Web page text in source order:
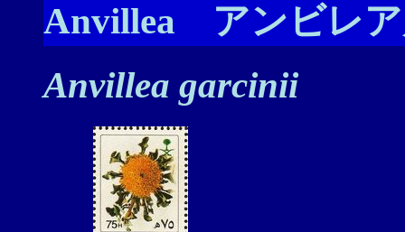
Anvillea アンビレ
Anvillea garcinii